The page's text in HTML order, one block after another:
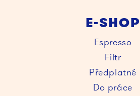
E-SHOP
Espresso
Filtr
Předplatné
Do práce